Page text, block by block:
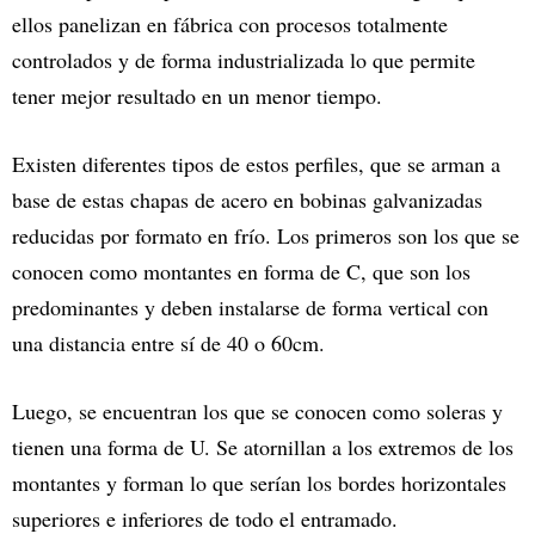
ellos panelizan en fábrica con procesos totalmente
controlados y de forma industrializada lo que permite
tener mejor resultado en un menor tiempo.
Existen diferentes tipos de estos perfiles, que se arman a
base de estas chapas de acero en bobinas galvanizadas
reducidas por formato en frío. Los primeros son los que se
conocen como montantes en forma de C, que son los
predominantes y deben instalarse de forma vertical con
una distancia entre sí de 40 o 60cm.
Luego, se encuentran los que se conocen como soleras y
tienen una forma de U. Se atornillan a los extremos de los
montantes y forman lo que serían los bordes horizontales
superiores e inferiores de todo el entramado.